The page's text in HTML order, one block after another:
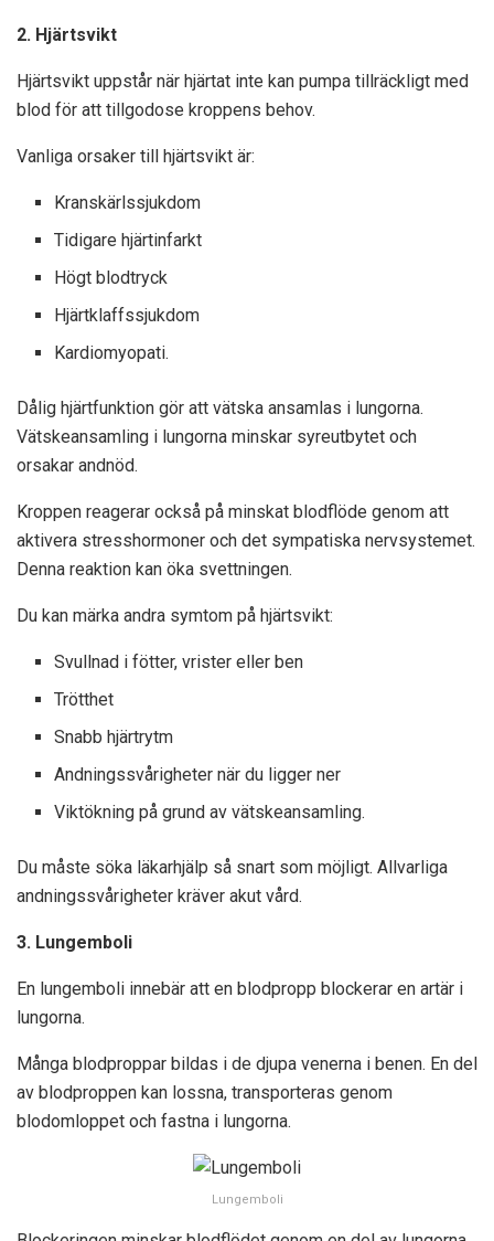
2. Hjärtsvikt
Hjärtsvikt uppstår när hjärtat inte kan pumpa tillräckligt med
blod för att tillgodose kroppens behov.
Vanliga orsaker till hjärtsvikt är:
Kranskärlssjukdom
Tidigare hjärtinfarkt
Högt blodtryck
Hjärtklaffssjukdom
Kardiomyopati.
Dålig hjärtfunktion gör att vätska ansamlas i lungorna.
Vätskeansamling i lungorna minskar syreutbytet och
orsakar andnöd.
Kroppen reagerar också på minskat blodflöde genom att
aktivera stresshormoner och det sympatiska nervsystemet.
Denna reaktion kan öka svettningen.
Du kan märka andra symtom på hjärtsvikt:
Svullnad i fötter, vrister eller ben
Trötthet
Snabb hjärtrytm
Andningssvårigheter när du ligger ner
Viktökning på grund av vätskeansamling.
Du måste söka läkarhjälp så snart som möjligt. Allvarliga
andningssvårigheter kräver akut vård.
3. Lungemboli
En lungemboli innebär att en blodpropp blockerar en artär i
lungorna.
Många blodproppar bildas i de djupa venerna i benen. En del
av blodproppen kan lossna, transporteras genom
blodomloppet och fastna i lungorna.
Lungemboli